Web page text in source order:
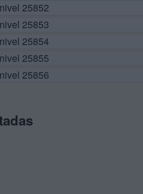
25852
25853
25854
25855
25856